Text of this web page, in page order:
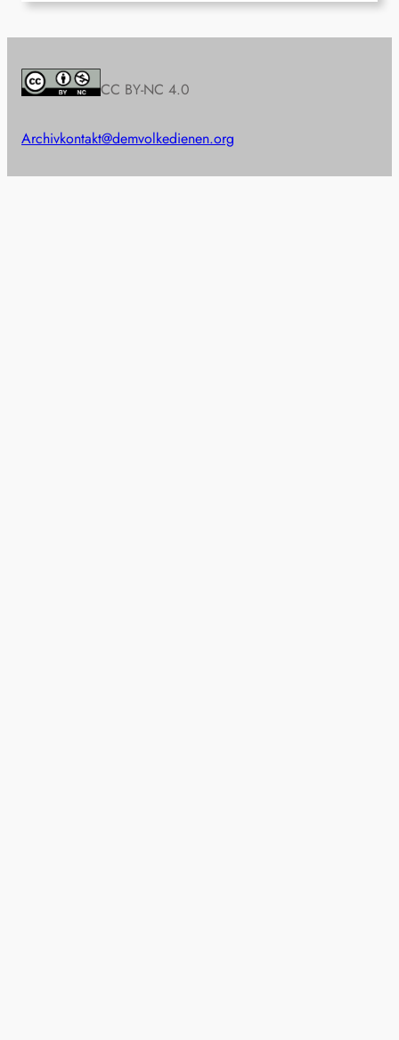
CC BY-NC 4.0
Archivkontakt@demvolkedienen.org